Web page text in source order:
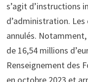
s’agit d’instructions
d’administration.
annulés.
de 16,54 millions
Renseignement des